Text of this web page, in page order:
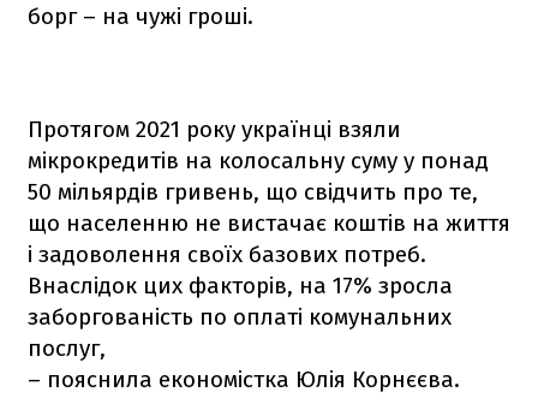
борг – на чужі гроші.
Протягом 2021 року українці взяли
мікрокредитів на колосальну суму у понад
50 мільярдів гривень, що свідчить про те,
що населенню не вистачає коштів на життя
і задоволення своїх базових потреб.
Внаслідок цих факторів, на 17% зросла
заборгованість по оплаті комунальних
послуг,
– пояснила економістка Юлія Корнєєва.